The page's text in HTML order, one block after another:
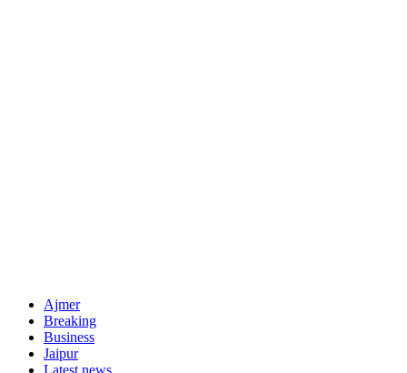
Ajmer
Breaking
Business
Jaipur
Latest news